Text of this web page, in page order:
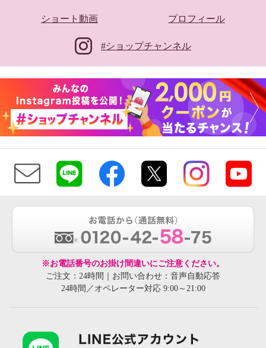
ュ調 ピタッとフィット 蒸れにく
い 深履きショーツ２枚セット
ネイビー×オフ Ｍ
¥0
ショート動画 プロフィール
#ショップチャンネル
※お電話番号のお掛け間違いにご注意ください。
ご注文：24時間｜お問い合わせ：音声自動応答
24時間／オペレーター対応 9:00～21:00